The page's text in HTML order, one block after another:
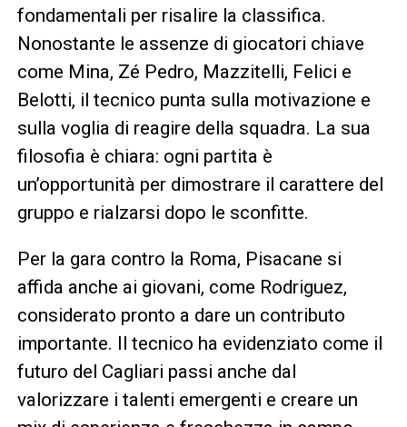
fondamentali per risalire la classifica.
Nonostante le assenze di giocatori chiave
come Mina, Zé Pedro, Mazzitelli, Felici e
Belotti, il tecnico punta sulla motivazione e
sulla voglia di reagire della squadra. La sua
filosofia è chiara: ogni partita è
un’opportunità per dimostrare il carattere del
gruppo e rialzarsi dopo le sconfitte.
Per la gara contro la Roma, Pisacane si
affida anche ai giovani, come Rodriguez,
considerato pronto a dare un contributo
importante. Il tecnico ha evidenziato come il
futuro del Cagliari passi anche dal
valorizzare i talenti emergenti e creare un